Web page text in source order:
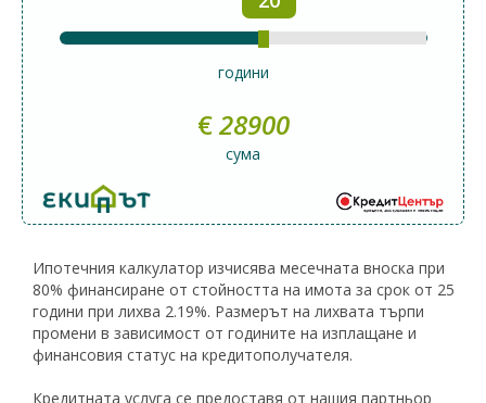
години
€28900
сума
Ипотечния калкулатор изчисява месечната вноска при
80% финансиране от стойността на имота за срок от 25
години при лихва 2.19%. Размерът на лихвата търпи
промени в зависимост от годините на изплащане и
финансовия статус на кредитополучателя.
Кредитната услуга се предоставя от нашия партньор